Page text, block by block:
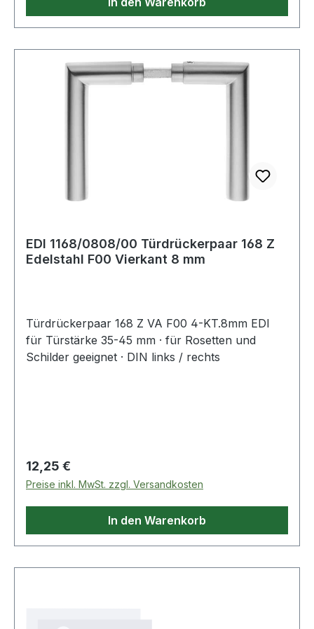
EDI 1168/0808/00 Türdrückerpaar 168 Z
Edelstahl F00 Vierkant 8 mm
Türdrückerpaar 168 Z VA F00 4-KT.8mm EDI
für Türstärke 35-45 mm · für Rosetten und
Schilder geeignet · DIN links / rechts
Regulärer Preis:
12,25 €
Preise inkl. MwSt. zzgl. Versandkosten
In den Warenkorb